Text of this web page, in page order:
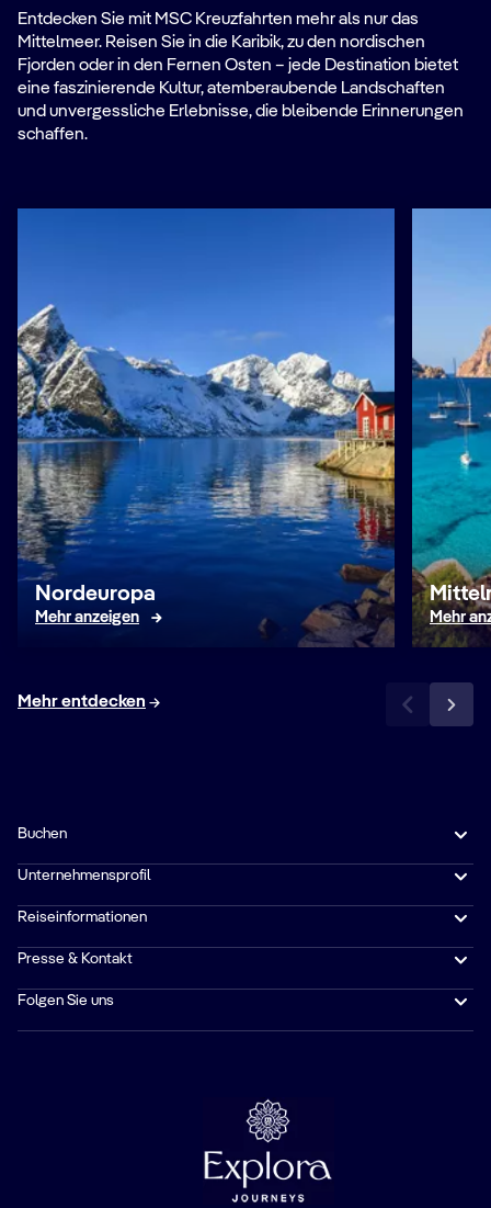
Entdecken Sie mit MSC Kreuzfahrten mehr als nur das
Mittelmeer. Reisen Sie in die Karibik, zu den nordischen
Fjorden oder in den Fernen Osten – jede Destination bietet
eine faszinierende Kultur, atemberaubende Landschaften
und unvergessliche Erlebnisse, die bleibende Erinnerungen
schaffen.
Nordeuropa
Mehr anzeigen Mehr
Mehr entdecken
Buchen
Unternehmensprofil
Reiseinformationen
Presse & Kontakt
Folgen Sie uns